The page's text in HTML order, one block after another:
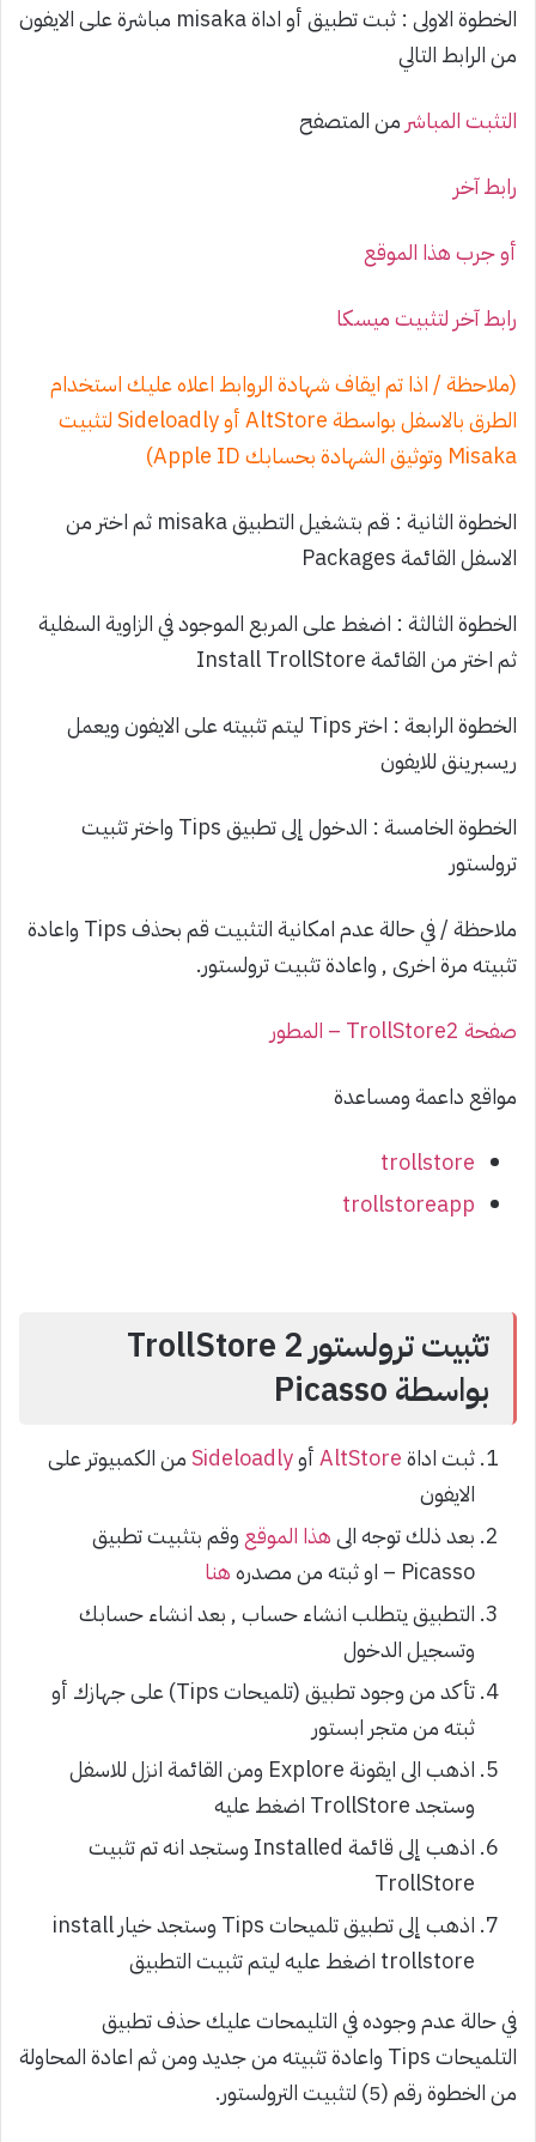
الخطوة الاولى : ثبت تطبيق أو اداة misaka مباشرة على الايفون
من الرابط التالي
التثبت المباشر من المتصفح
رابط آخر
أو جرب هذا الموقع
رابط آخر لتثبيت ميسكا
(ملاحظة / اذا تم ايقاف شهادة الروابط اعلاه عليك استخدام
الطرق بالاسفل بواسطة AltStore أو Sideloadly لتثبيت
Misaka وتوثيق الشهادة بحسابك Apple ID)
الخطوة الثانية : قم بتشغيل التطبيق misaka ثم اختر من
الاسفل القائمة Packages
الخطوة الثالثة : اضغط على المربع الموجود في الزاوية السفلية
ثم اختر من القائمة Install TrollStore
الخطوة الرابعة : اختر Tips ليتم تثبيته على الايفون ويعمل
ريسبرينق للايفون
الخطوة الخامسة : الدخول إلى تطبيق Tips واختر تثبيت
ترولستور
ملاحظة / في حالة عدم امكانية التثبيت قم بحذف Tips واعادة
تثبيته مرة اخرى , واعادة تثبيت ترولستور.
صفحة TrollStore2 – المطور
مواقع داعمة ومساعدة
trollstore
trollstoreapp
تثبيت ترولستور TrollStore 2
بواسطة Picasso
ثبت اداةAltStoreأوSideloadlyمن الكمبيوتر على
الايفون
بعد ذلك توجه الىهذا الموقع وقم بتثبيت تطبيق
Picasso – او ثبته من مصدره
هنا
التطبيق يتطلب انشاء حساب , بعد انشاء حسابك
وتسجيل الدخول
تأكد من وجود تطبيق (تلميحات Tips) على جهازك أو
ثبته من متجر ابستور
اذهب الى ايقونة Explore ومن القائمة انزل للاسفل
وستجد TrollStore اضغط عليه
اذهب إلى قائمة Installed وستجد انه تم تثبيت
TrollStore
اذهب إلى تطبيق تلميحات Tips وستجد خيار install
trollstore اضغط عليه ليتم تثبيت التطبيق
في حالة عدم وجوده في التليمحات عليك حذف تطبيق
التلميحات Tips واعادة تثبيته من جديد ومن ثم اعادة المحاولة
من الخطوة رقم (5) لتثبيت الترولستور.